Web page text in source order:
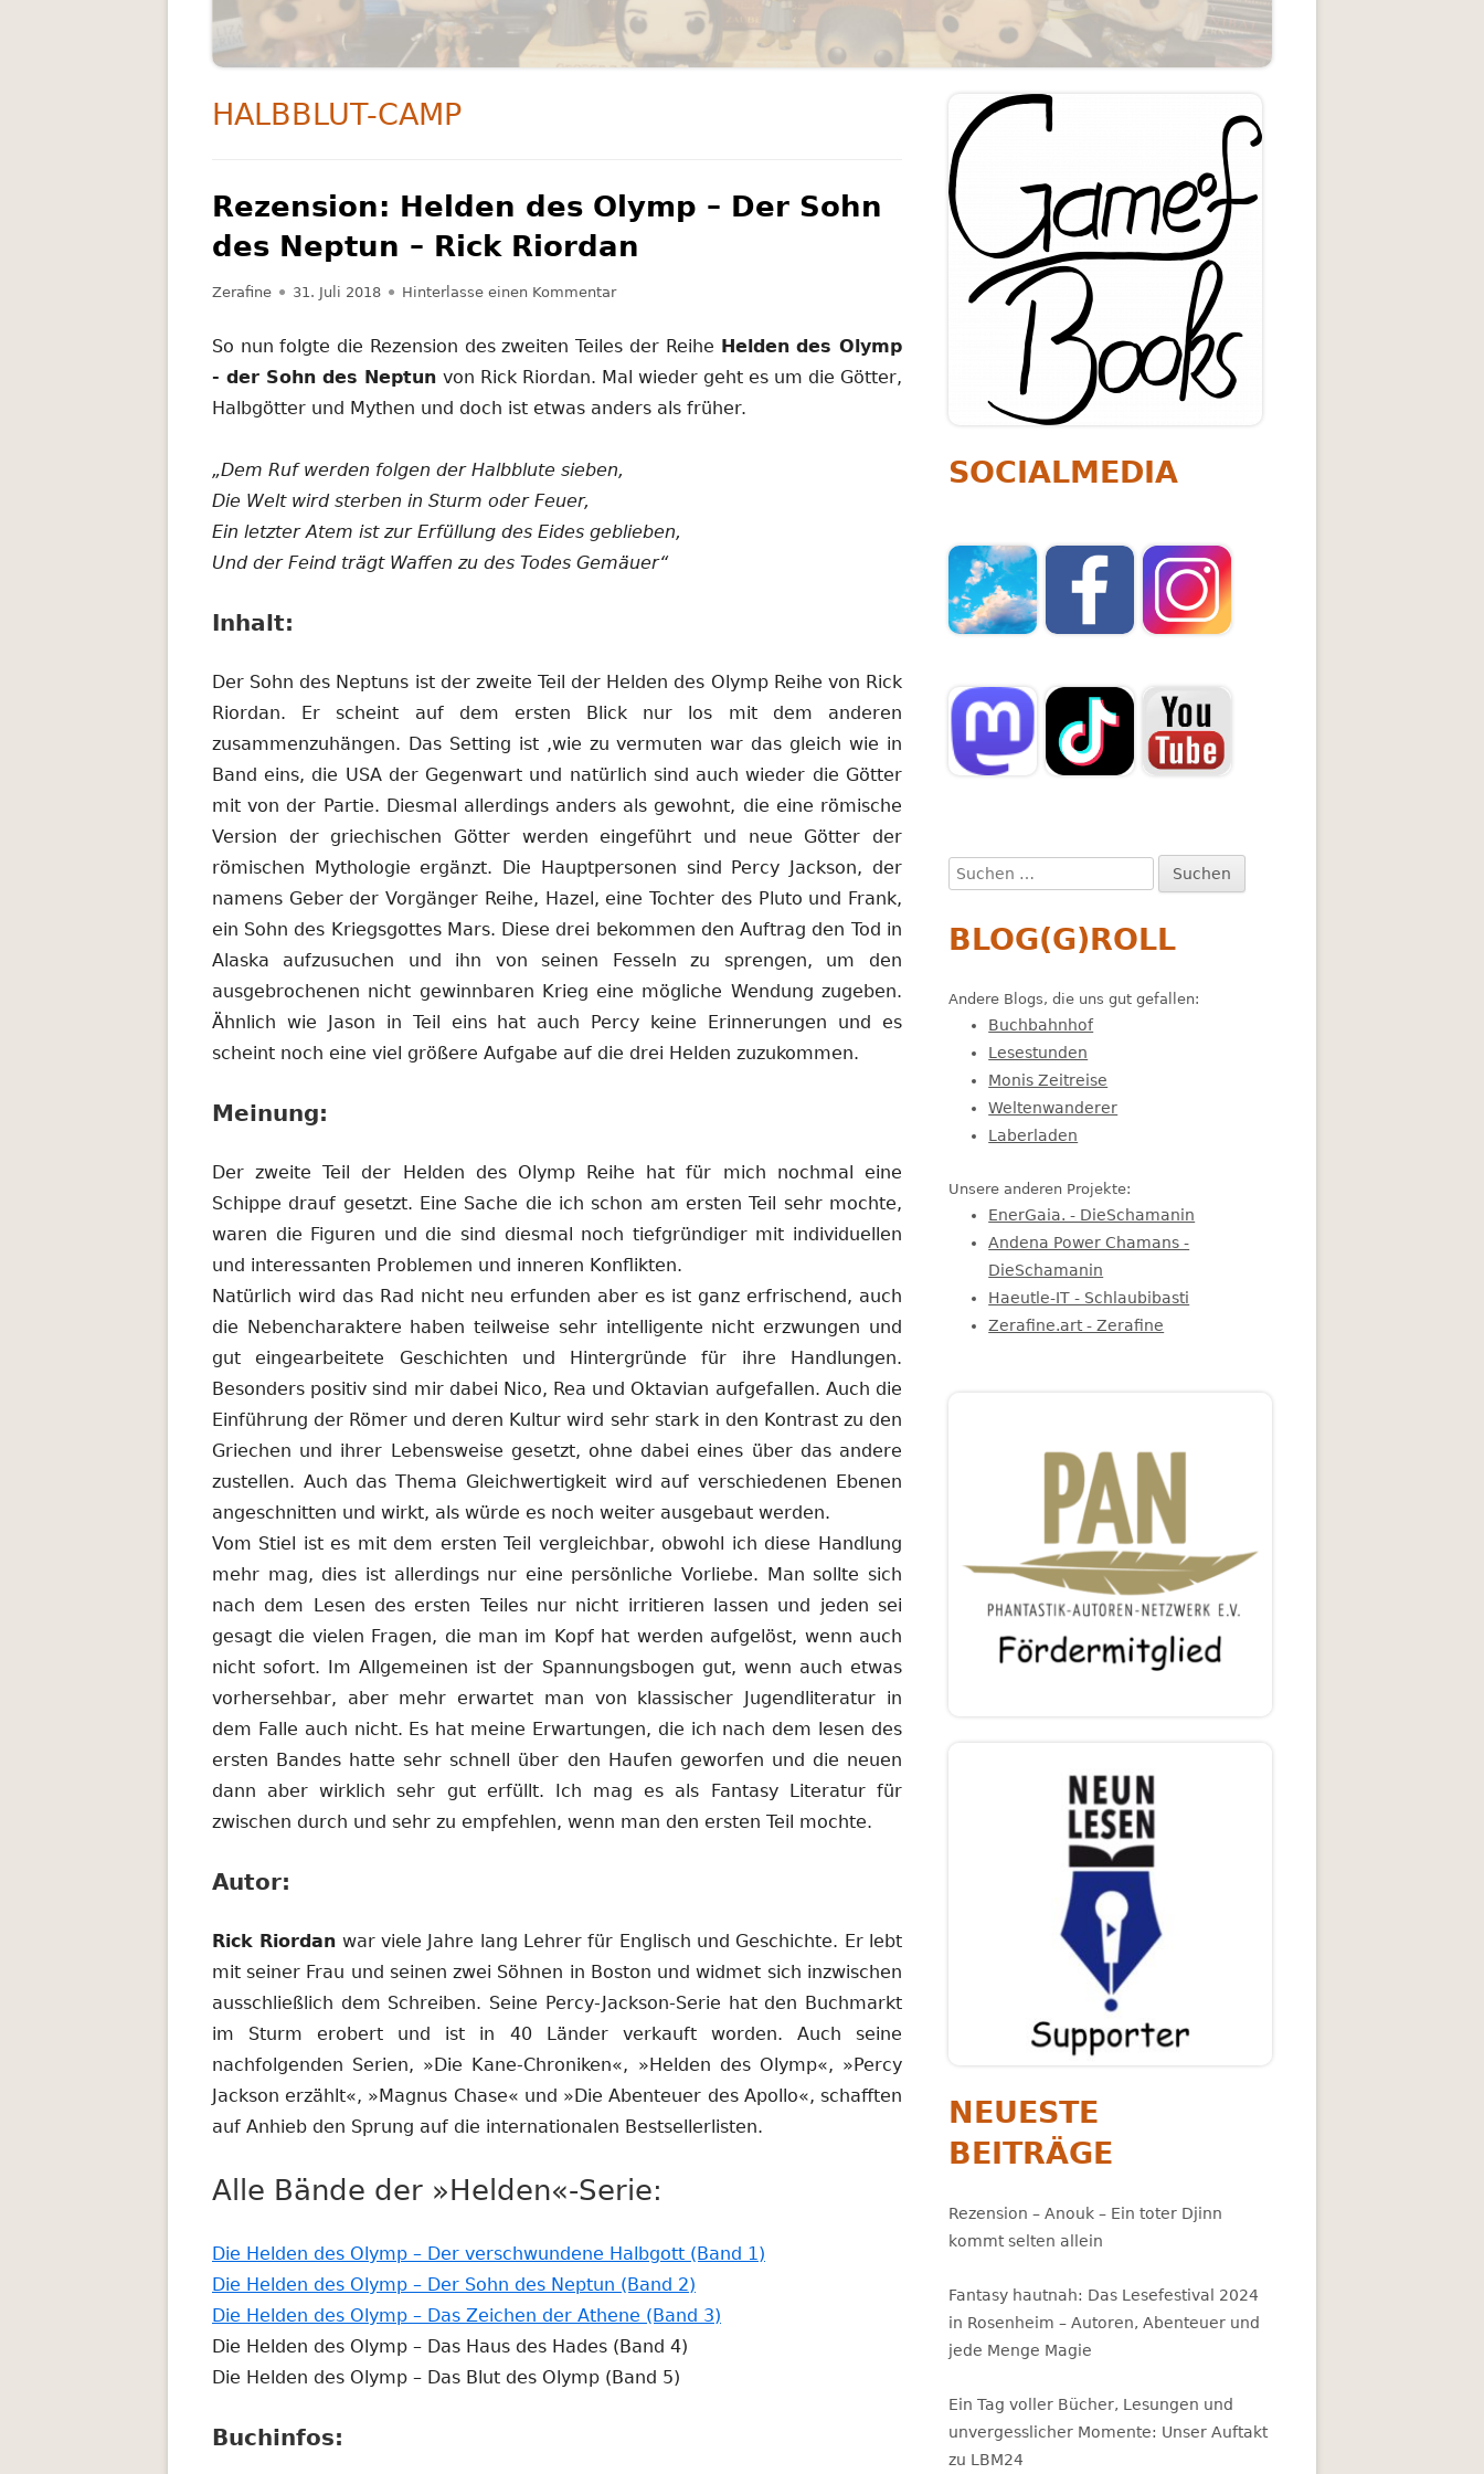
RATGEBER PERSÖNLICHKEITSENTWICKLUNG
THRILLER
SCHLAGWORT:
HALBBLUT-CAMP
Rezension: Helden des Olymp – Der Sohn
des Neptun – Rick Riordan
Autor
Zerafine
Veröffentlicht
31. Juli 2018 Hinterlasse einen Kommentarzu Rezension: Helden des Olymp – Der Sohn des Neptun – Rick Riordan
So nun folgte die Rezension des zweiten Teiles der Reihe Helden des Olymp
- der Sohn des Neptun von Rick Riordan. Mal wieder geht es um die Götter,
Halbgötter und Mythen und doch ist etwas anders als früher.
„Dem Ruf werden folgen der Halbblute sieben,
Die Welt wird sterben in Sturm oder Feuer,
Ein letzter Atem ist zur Erfüllung des Eides geblieben,
Und der Feind trägt Waffen zu des Todes Gemäuer“
Inhalt:
Der Sohn des Neptuns ist der zweite Teil der Helden des Olymp Reihe von Rick
Riordan. Er scheint auf dem ersten Blick nur los mit dem anderen
zusammenzuhängen. Das Setting ist ,wie zu vermuten war das gleich wie in
Band eins, die USA der Gegenwart und natürlich sind auch wieder die Götter
mit von der Partie. Diesmal allerdings anders als gewohnt, die eine römische
Version der griechischen Götter werden eingeführt und neue Götter der
römischen Mythologie ergänzt. Die Hauptpersonen sind Percy Jackson, der
namens Geber der Vorgänger Reihe, Hazel, eine Tochter des Pluto und Frank,
ein Sohn des Kriegsgottes Mars. Diese drei bekommen den Auftrag den Tod in
Alaska aufzusuchen und ihn von seinen Fesseln zu sprengen, um den
ausgebrochenen nicht gewinnbaren Krieg eine mögliche Wendung zugeben.
Ähnlich wie Jason in Teil eins hat auch Percy keine Erinnerungen und es
scheint noch eine viel größere Aufgabe auf die drei Helden zuzukommen.
Meinung:
Der zweite Teil der Helden des Olymp Reihe hat für mich nochmal eine
Schippe drauf gesetzt. Eine Sache die ich schon am ersten Teil sehr mochte,
waren die Figuren und die sind diesmal noch tiefgründiger mit individuellen
und interessanten Problemen und inneren Konflikten.
Natürlich wird das Rad nicht neu erfunden aber es ist ganz erfrischend, auch
die Nebencharaktere haben teilweise sehr intelligente nicht erzwungen und
gut eingearbeitete Geschichten und Hintergründe für ihre Handlungen.
Besonders positiv sind mir dabei Nico, Rea und Oktavian aufgefallen. Auch die
Einführung der Römer und deren Kultur wird sehr stark in den Kontrast zu den
Griechen und ihrer Lebensweise gesetzt, ohne dabei eines über das andere
zustellen. Auch das Thema Gleichwertigkeit wird auf verschiedenen Ebenen
angeschnitten und wirkt, als würde es noch weiter ausgebaut werden.
Vom Stiel ist es mit dem ersten Teil vergleichbar, obwohl ich diese Handlung
mehr mag, dies ist allerdings nur eine persönliche Vorliebe. Man sollte sich
nach dem Lesen des ersten Teiles nur nicht irritieren lassen und jeden sei
gesagt die vielen Fragen, die man im Kopf hat werden aufgelöst, wenn auch
nicht sofort. Im Allgemeinen ist der Spannungsbogen gut, wenn auch etwas
vorhersehbar, aber mehr erwartet man von klassischer Jugendliteratur in
dem Falle auch nicht. Es hat meine Erwartungen, die ich nach dem lesen des
ersten Bandes hatte sehr schnell über den Haufen geworfen und die neuen
dann aber wirklich sehr gut erfüllt. Ich mag es als Fantasy Literatur für
zwischen durch und sehr zu empfehlen, wenn man den ersten Teil mochte.
Autor:
Rick Riordan war viele Jahre lang Lehrer für Englisch und Geschichte. Er lebt
mit seiner Frau und seinen zwei Söhnen in Boston und widmet sich inzwischen
ausschließlich dem Schreiben. Seine Percy-Jackson-Serie hat den Buchmarkt
im Sturm erobert und ist in 40 Länder verkauft worden. Auch seine
nachfolgenden Serien, »Die Kane-Chroniken«, »Helden des Olymp«, »Percy
Jackson erzählt«, »Magnus Chase« und »Die Abenteuer des Apollo«, schafften
auf Anhieb den Sprung auf die internationalen Bestsellerlisten.
Alle Bände der »Helden«-Serie:
Die Helden des Olymp – Der verschwundene Halbgott (Band 1)
Die Helden des Olymp – Der Sohn des Neptun (Band 2)
neuem
Die Helden des Olymp – Das Zeichen der Athene (Band 3)
Die Helden des Olymp – Das Haus des Hades (Band 4)
Die Helden des Olymp – Das Blut des Olymp (Band 5)
Buchinfos:
Haupt-
Seitenleiste
SOCIALMEDIA
Suchen
nach:
BLOG(G)ROLL
Andere Blogs, die uns gut gefallen:
Buchbahnhof
Lesestunden
Monis Zeitreise
Weltenwanderer
Laberladen
Unsere anderen Projekte:
EnerGaia. - DieSchamanin
Andena Power Chamans -
DieSchamanin
Haeutle-IT - Schlaubibasti
Zerafine.art - Zerafine
NEUESTE
BEITRÄGE
Rezension – Anouk – Ein toter Djinn
kommt selten allein
Fantasy hautnah: Das Lesefestival 2024
in Rosenheim – Autoren, Abenteuer und
jede Menge Magie
Ein Tag voller Bücher, Lesungen und
unvergesslicher Momente: Unser Auftakt
zu LBM24